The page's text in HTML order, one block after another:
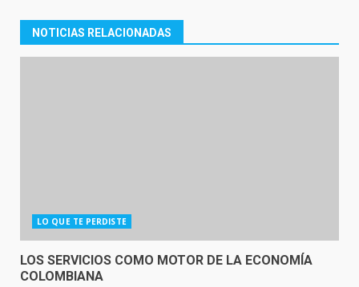
NOTICIAS RELACIONADAS
LO QUE TE PERDISTE
LOS SERVICIOS COMO MOTOR DE LA ECONOMÍA
COLOMBIANA